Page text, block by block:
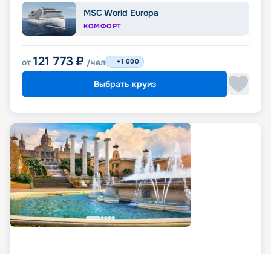
MSC World Europa
КОМФОРТ
от 121 773 ₽ /чел +1 000
Выбрать круиз